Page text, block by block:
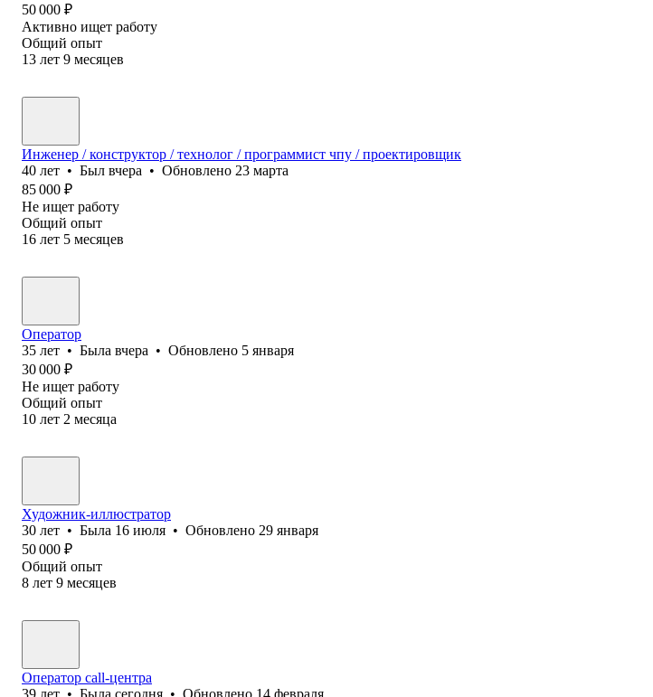
50 000 ₽
Активно ищет работу
Общий опыт
13 лет 9 месяцев
Инженер / конструктор / технолог / программист чпу / проектировщик
40 лет • Был вчера • Обновлено 23 марта
85 000 ₽
Не ищет работу
Общий опыт
16 лет 5 месяцев
Оператор
35 лет • Была вчера • Обновлено 5 января
30 000 ₽
Не ищет работу
Общий опыт
10 лет 2 месяца
Художник-иллюстратор
30 лет • Была 16 июля • Обновлено 29 января
50 000 ₽
Общий опыт
8 лет 9 месяцев
Оператор call-центра
39 лет • Была сегодня • Обновлено 14 февраля